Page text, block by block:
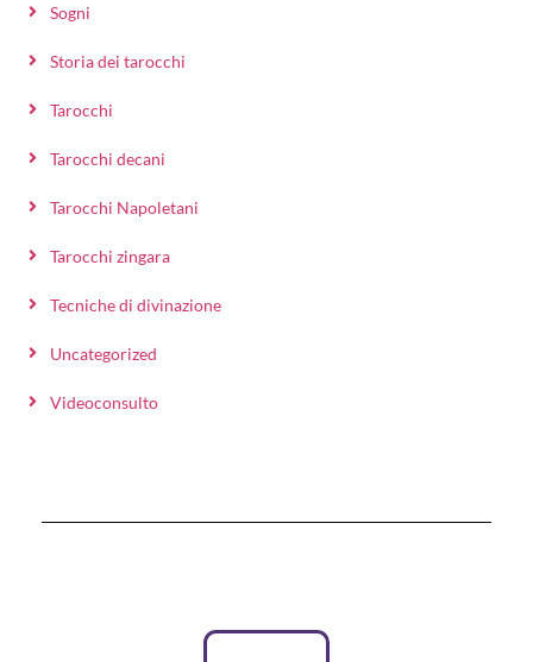
Sogni
Storia dei tarocchi
Tarocchi
Tarocchi decani
Tarocchi Napoletani
Tarocchi zingara
Tecniche di divinazione
Uncategorized
Videoconsulto